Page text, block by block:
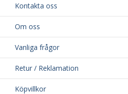
Kontakta oss
Om oss
Vanliga frågor
Retur / Reklamation
Köpvillkor